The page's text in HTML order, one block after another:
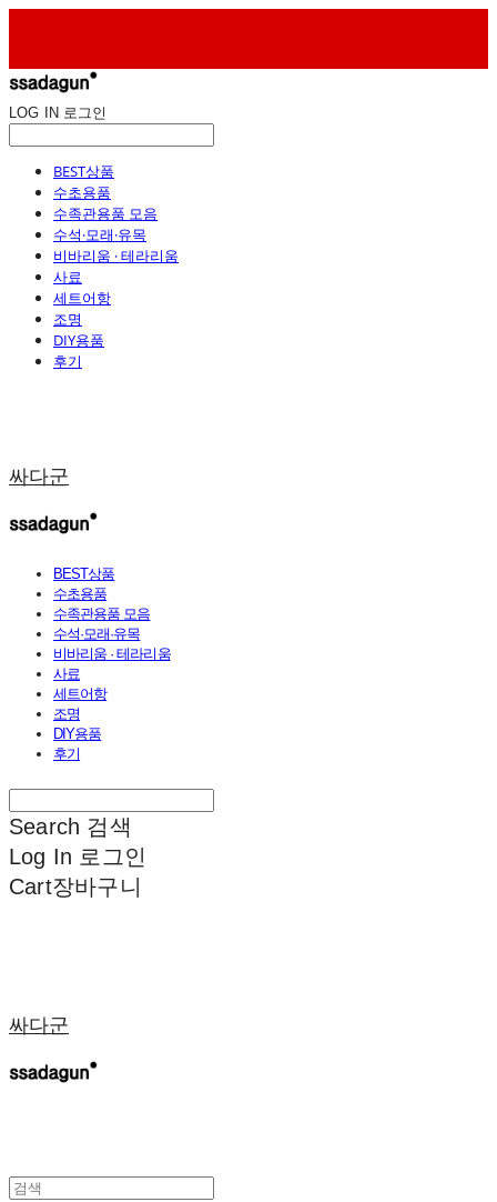
LOG IN 로그인
BEST상품
수초용품
수족관용품 모음
수석·모래·유목
비바리움 · 테라리움
사료
세트어항
조명
DIY용품
후기
싸다군
BEST상품
수초용품
수족관용품 모음
수석·모래·유목
비바리움 · 테라리움
사료
세트어항
조명
DIY용품
후기
Search 검색
Log In 로그인
Cart장바구니
싸다군